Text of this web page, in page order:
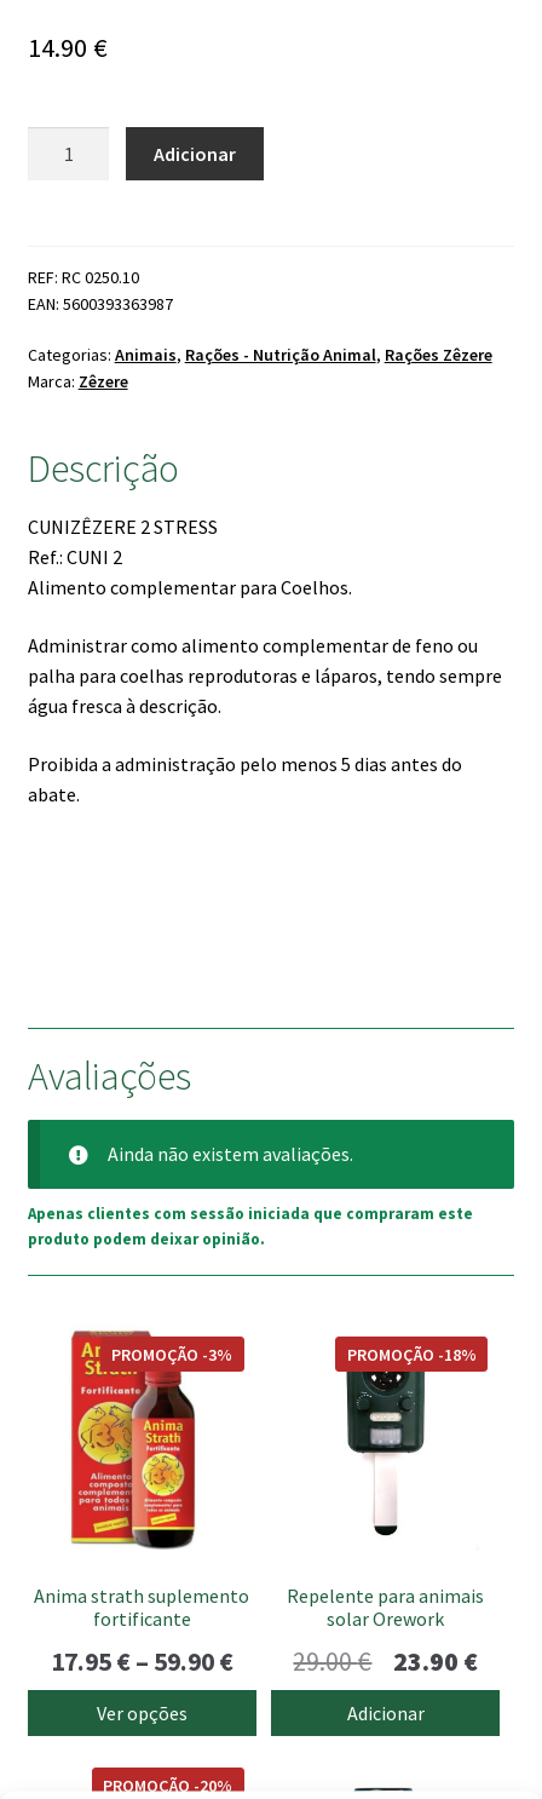
14.90 €
Stress
(Linha
Ouro)
Adicionar
REF: RC 0250.10
EAN: 5600393363987
Categorias: Animais, Rações - Nutrição Animal, Rações Zêzere
Marca: Zêzere
Descrição
CUNIZÊZERE 2 STRESS
Ref.: CUNI 2
Alimento complementar para Coelhos.
Administrar como alimento complementar de feno ou
palha para coelhas reprodutoras e láparos, tendo sempre
água fresca à descrição.
Proibida a administração pelo menos 5 dias antes do
abate.
Avaliações
Ainda não existem avaliações.
Apenas clientes com sessão iniciada que compraram este
produto podem deixar opinião.
Anima strath suplemento
fortificante
PROMOÇÃO -3%
17.95€– 59.90€Price
range:
17.95 €
through
Ver opções
product
multiple
variants.
chosen
the
page
Repelente para animais
solar Orework
PROMOÇÃO -18%
29.00€
preço
original
era:
23.90 €O
preço
atual
Adicionar
PROMOÇÃO -20%